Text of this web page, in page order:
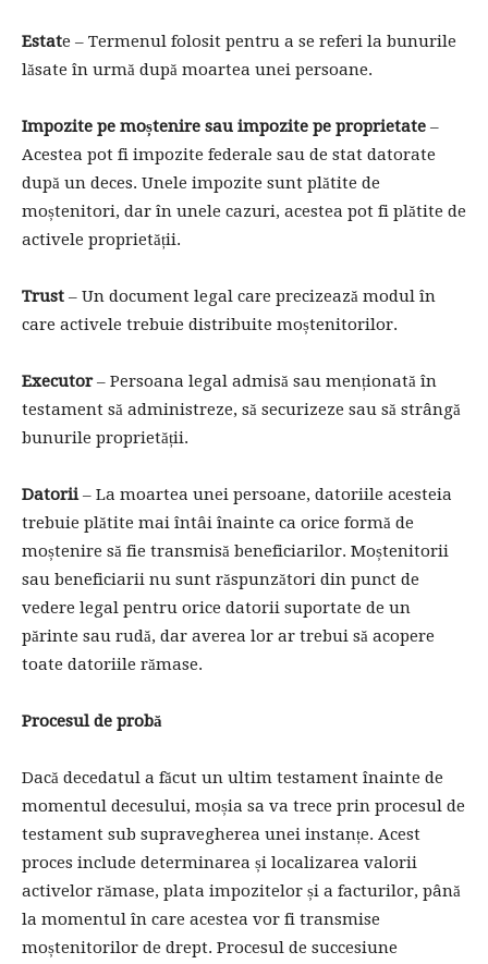
Estate – Termenul folosit pentru a se referi la bunurile
lăsate în urmă după moartea unei persoane.
Impozite pe moștenire sau impozite pe proprietate –
Acestea pot fi impozite federale sau de stat datorate
după un deces. Unele impozite sunt plătite de
moștenitori, dar în unele cazuri, acestea pot fi plătite de
activele proprietății.
Trust – Un document legal care precizează modul în
care activele trebuie distribuite moștenitorilor.
Executor– Persoana legal admisă sau menționată în
testament să administreze, să securizeze sau să strângă
bunurile proprietății.
Datorii– La moartea unei persoane, datoriile acesteia
trebuie plătite mai întâi înainte ca orice formă de
moștenire să fie transmisă beneficiarilor. Moștenitorii
sau beneficiarii nu sunt răspunzători din punct de
vedere legal pentru orice datorii suportate de un
părinte sau rudă, dar averea lor ar trebui să acopere
toate datoriile rămase.
Procesul de probă
Dacă decedatul a făcut un ultim testament înainte de
momentul decesului, moșia sa va trece prin procesul de
testament sub supravegherea unei instanțe. Acest
proces include determinarea și localizarea valorii
activelor rămase, plata impozitelor și a facturilor, până
la momentul în care acestea vor fi transmise
moștenitorilor de drept. Procesul de succesiune